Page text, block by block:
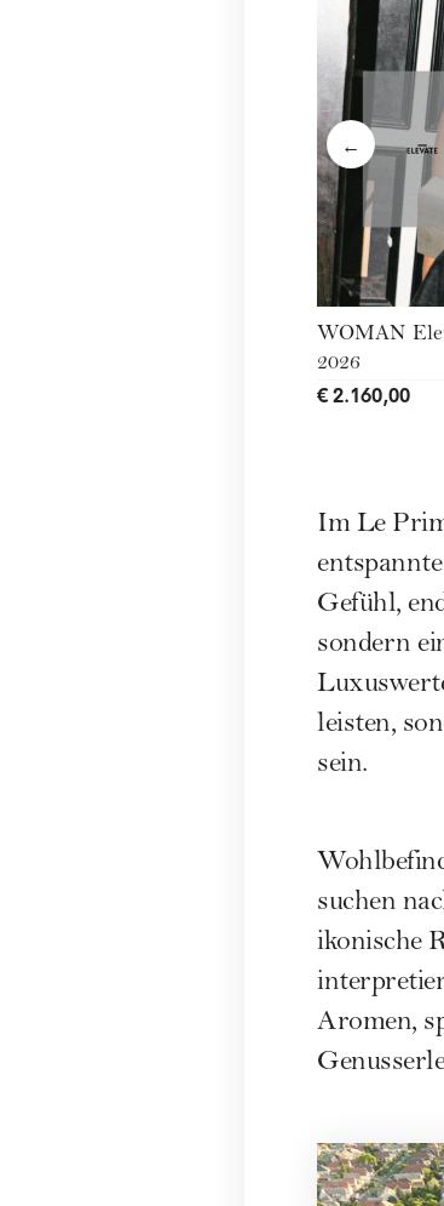
←
WOMAN
2026
€ 2.160,00
Im Le
Gefühl,
sondern
leisten,
sein.
suchen
ikonische
Aromen,